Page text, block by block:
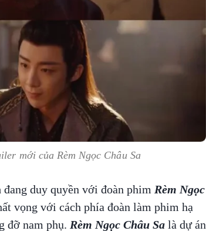
mới của Rèm Ngọc Châu Sa
duy quyền với đoàn phim Rèm Ngọc
vọng với cách phía đoàn làm phim hạ
đỡ nam phụ. Rèm Ngọc Châu Salà dự án